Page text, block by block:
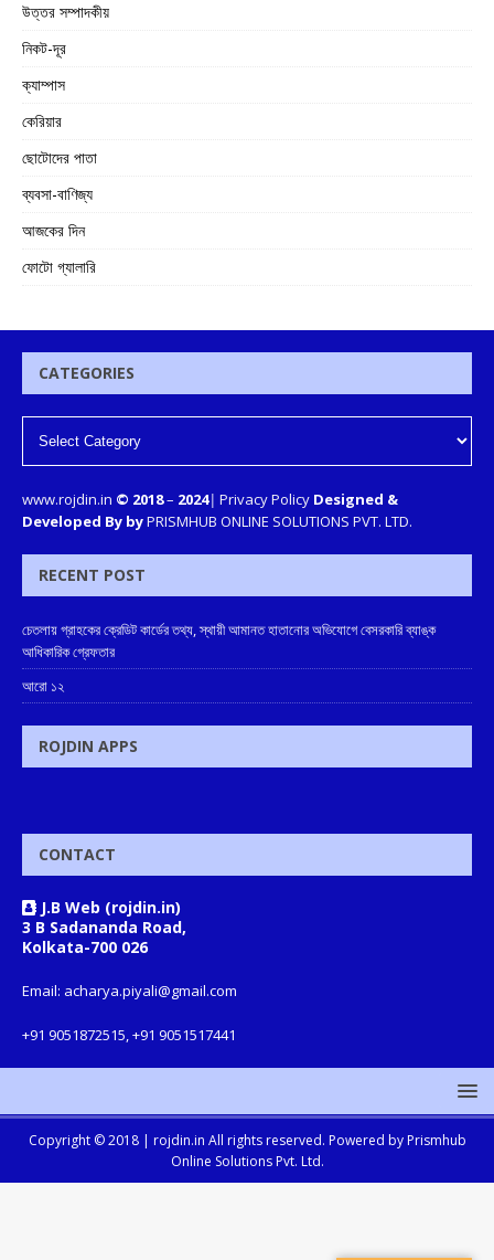
উত্তর সম্পাদকীয়
নিকট-দূর
ক্যাম্পাস
কেরিয়ার
ছোটোদের পাতা
ব্যবসা-বাণিজ্য
আজকের দিন
ফোটো গ্যালারি
CATEGORIES
www.rojdin.in © 2018– 2024| Privacy Policy Designed &
Developed By byPRISMHUB ONLINE SOLUTIONS PVT. LTD.
RECENT POST
চেতলায় গ্রাহকের ক্রেডিট কার্ডের তথ্য, স্থায়ী আমানত হাতানোর অভিযোগে বেসরকারি ব্যাঙ্ক
আধিকারিক গ্রেফতার
আরো ১২
ROJDIN APPS
CONTACT
J.B Web (rojdin.in)
3 B Sadananda Road,
Kolkata-700 026
Email: acharya.piyali@gmail.com
+91 9051872515, +91 9051517441
Copyright © 2018 | rojdin.in All rights reserved. Powered by Prismhub
Online Solutions Pvt. Ltd.